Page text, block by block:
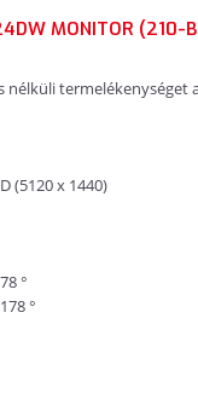
MONITOR (210-
nélküli
(5120 x 1440)
°
°